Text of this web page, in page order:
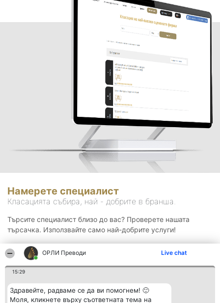
ОРЛИ Преводи Live chat
15:29
Здравейте, радваме се да ви помогнем! 🙂
Моля, кликнете върху съответната тема на
Намерете специалист
Класацията събира, най - добрите в бранша.
Търсите специалист близо до вас? Проверете нашата
търсачка. Използвайте само най-добрите услуги!